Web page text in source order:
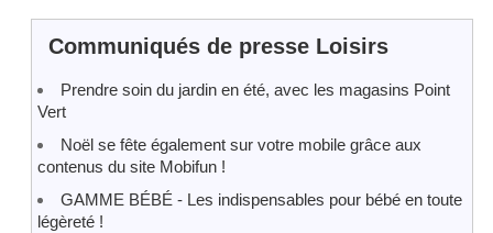
Communiqués de presse Loisirs
Prendre soin du jardin en été, avec les magasins Point
Vert
Noël se fête également sur votre mobile grâce aux
contenus du site Mobifun !
GAMME BÉBÉ - Les indispensables pour bébé en toute
légèreté !